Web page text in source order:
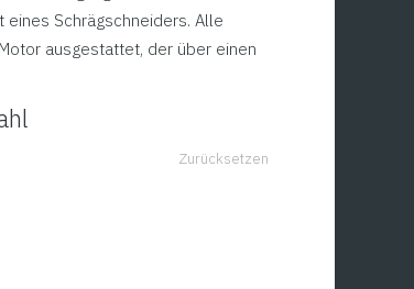
Schrägschneiders. Alle
ausgestattet, der über einen
Zurücksetzen